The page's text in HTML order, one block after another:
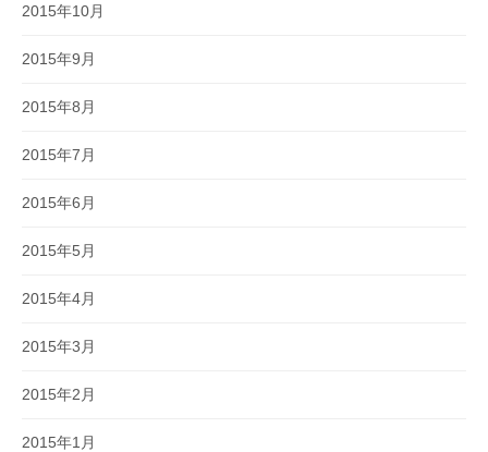
2015年10月
2015年9月
2015年8月
2015年7月
2015年6月
2015年5月
2015年4月
2015年3月
2015年2月
2015年1月